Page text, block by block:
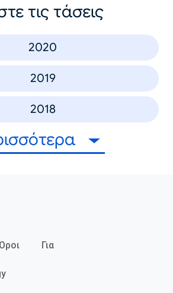
τις τάσεις
2020
2019
2018
Οροι Για